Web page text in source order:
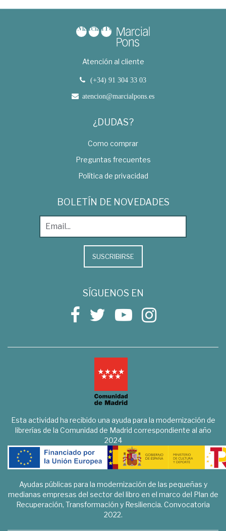
Atención al cliente
(+34) 91 304 33 03
atencion@marcialpons.es
¿DUDAS?
Como comprar
Preguntas frecuentes
Política de privacidad
BOLETÍN DE NOVEDADES
SUSCRIBIRSE
SÍGUENOS EN
Esta actividad ha recibido una ayuda para la modernización de
librerías de la Comunidad de Madrid correspondiente al año
2024
Ayudas públicas para la modernización de las pequeñas y
medianas empresas del sector del libro en el marco del Plan de
Recuperación, Transformación y Resiliencia. Convocatoria
2022.